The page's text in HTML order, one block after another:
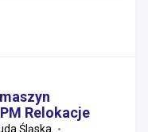
Relokacje
Śląska